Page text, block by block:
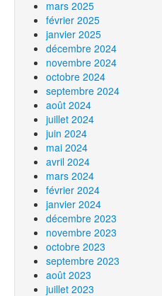
mars 2025
février 2025
janvier 2025
décembre 2024
novembre 2024
octobre 2024
septembre 2024
août 2024
juillet 2024
juin 2024
mai 2024
avril 2024
mars 2024
février 2024
janvier 2024
décembre 2023
novembre 2023
octobre 2023
septembre 2023
août 2023
juillet 2023